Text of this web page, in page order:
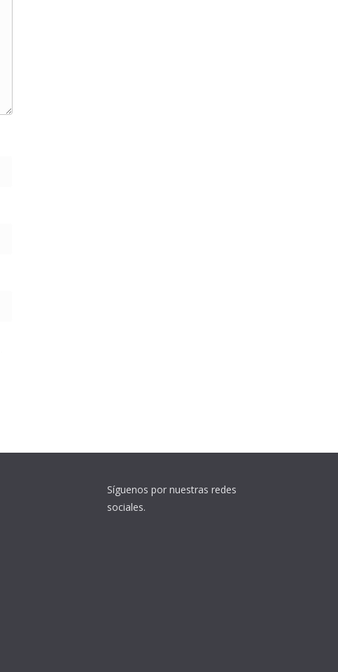
Síguenos por nuestras redes
sociales.